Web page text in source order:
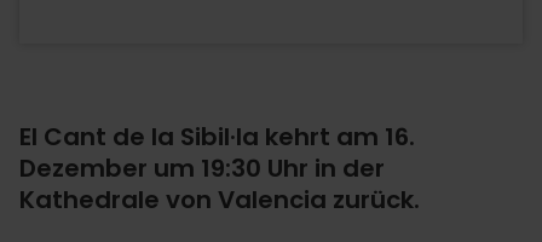
El Cant de la Sibil·la kehrt am 16.
Dezember um 19:30 Uhr in der
Kathedrale von Valencia zurück.